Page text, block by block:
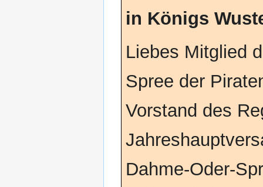
in Königs
Liebes Mitglied
Spree der
Vorstand des
Dahme-Oder-